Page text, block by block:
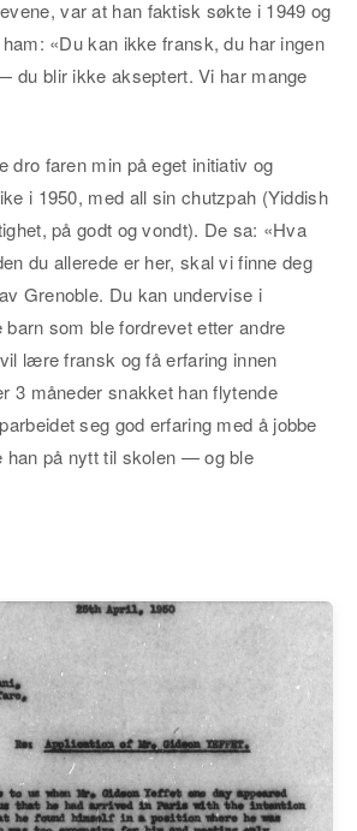
var at han faktisk søkte i 1949 og
«Du kan ikke fransk, du har ingen
du blir ikke akseptert. Vi har mange
dro faren min på eget initiativ og
i 1950, med all sin chutzpah (Yiddish
på godt og vondt). De sa: «Hva
du allerede er her, skal vi finne deg
Grenoble. Du kan undervise i
som ble fordrevet etter andre
lære fransk og få erfaring innen
3 måneder snakket han flytende
seg god erfaring med å jobbe
han på nytt til skolen — og ble